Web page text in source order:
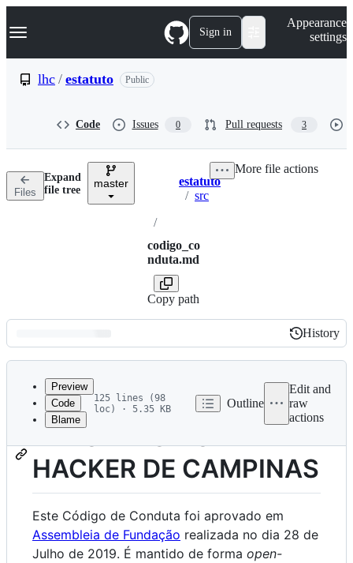
k
p
n
Navigation Menu Sign in
Appearance
settings
lhc / estatuto Public
Code Issues 0 Pull requests 3
Files
Expand
file tree
master Breadcrumbs
estatuto
/ src
/
codigo_co
nduta.md
Copy path
More file actions
Latest
commit
History
History
metadata
and
controls
Preview
Code
Blame
125 lines (98
loc) · 5.35 KB
Outline
Edit and
raw
actions
LABORATÓRIO
HACKER DE CAMPINAS
Este Código de Conduta foi aprovado em
Assembleia de Fundação realizada no dia 28 de
Julho de 2019. É mantido de forma open-